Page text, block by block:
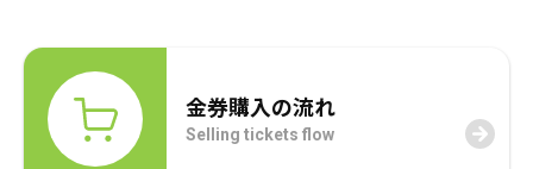
金券購入の流れ
Selling tickets flow